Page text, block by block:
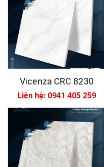
Vicenza CRC 8230
Liên hệ: 0941 405 259